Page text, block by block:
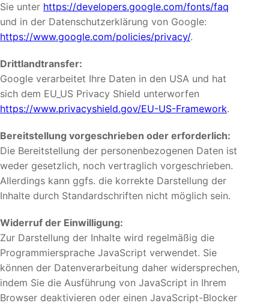
Sie unter https://developers.google.com/fonts/faq
und in der Datenschutzerklärung von Google:
https://www.google.com/policies/privacy/.
Drittlandtransfer:
Google verarbeitet Ihre Daten in den USA und hat
sich dem EU_US Privacy Shield unterworfen
https://www.privacyshield.gov/EU-US-Framework.
Bereitstellung vorgeschrieben oder erforderlich:
Die Bereitstellung der personenbezogenen Daten ist
weder gesetzlich, noch vertraglich vorgeschrieben.
Allerdings kann ggfs. die korrekte Darstellung der
Inhalte durch Standardschriften nicht möglich sein.
Widerruf der Einwilligung:
Zur Darstellung der Inhalte wird regelmäßig die
Programmiersprache JavaScript verwendet. Sie
können der Datenverarbeitung daher widersprechen,
indem Sie die Ausführung von JavaScript in Ihrem
Browser deaktivieren oder einen JavaScript-Blocker